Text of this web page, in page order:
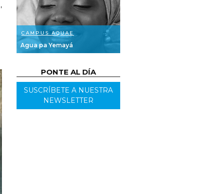
CAMPUS AQUAE
Agua pa Yemayá
PONTE AL DÍA
SUSCRÍBETE A NUESTRA
NEWSLETTER